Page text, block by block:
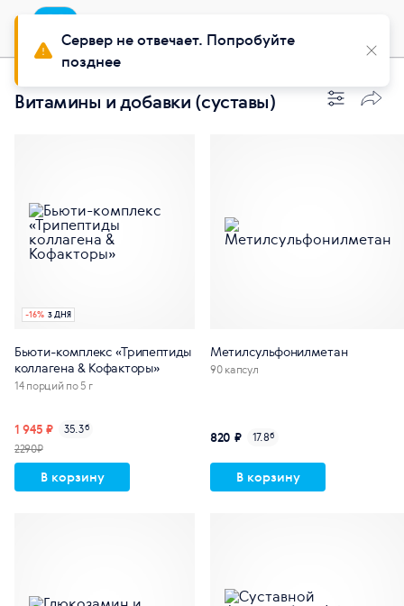
Buy Siberian
Витамины и добавки (суставы)
-16% 3 ДНЯ
Бьюти-комплекс «Трипептиды
коллагена & Кофакторы»
14 порций по 5 г
1 945 ₽ 35.3б
2290₽
В корзину
Метилсульфонилметан
90 капсул
820 ₽ 17.8б
В корзину
Сервер не отвечает. Попробуйте
позднее